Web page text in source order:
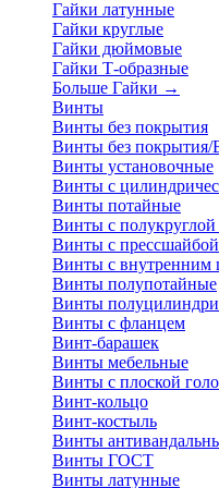
Гайки латунные
Гайки круглые
Гайки дюймовые
Гайки Т-образные
Больше Гайки →
Винты
Винты без покрытия
Винты без покрытия/
Винты установочные
Винты с
Винты потайные
Винты с полукруглой
Винты с прессшайбой
Винты с внутренним
Винты полупотайные
Винты
Винты с фланцем
Винт-барашек
Винты мебельные
Винты с плоской
Винт-кольцо
Винт-костыль
Винты
Винты ГОСТ
Винты латунные